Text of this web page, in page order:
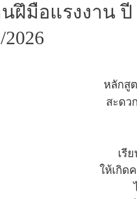
ฝึมือแรงงาน ปี
2026
หลักสู
สะดว
เรี
ให้เกิด